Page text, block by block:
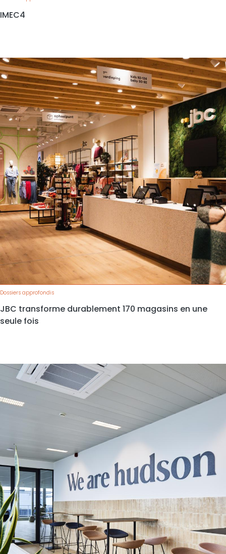
IMEC4
Dossiers approfondis
JBC transforme durablement 170 magasins en une
seule fois